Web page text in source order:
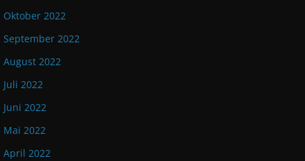
Oktober 2022
September 2022
August 2022
Juli 2022
Juni 2022
Mai 2022
April 2022